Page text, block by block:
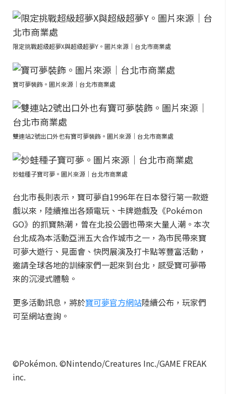
限定挑戰超級超夢X與超級超夢Y。圖片來源｜台北市商業處
寶可夢裝飾。圖片來源｜台北市商業處
雙連站2號出口外也有寶可夢裝飾。圖片來源｜台北市商業處
妙蛙種子寶可夢。圖片來源｜台北市商業處
台北市長則表示，寶可夢自1996年在日本發行第一款遊
戲以來，陸續推出各類電玩、卡牌遊戲及《Pokémon
GO》的抓寶熱潮，曾在北投公園也帶來大量人潮。本次
台北成為本活動亞洲五大合作城市之一，為市民帶來寶
可夢大遊行、見面會、快閃展演及打卡點等豐富活動，
邀請全球各地的訓練家們一起來到台北，感受寶可夢帶
來的沉浸式體驗。
更多活動訊息，將於寶可夢官方網站陸續公布，玩家們
可至網站查詢。
©Pokémon. ©Nintendo/Creatures Inc./GAME FREAK
inc.